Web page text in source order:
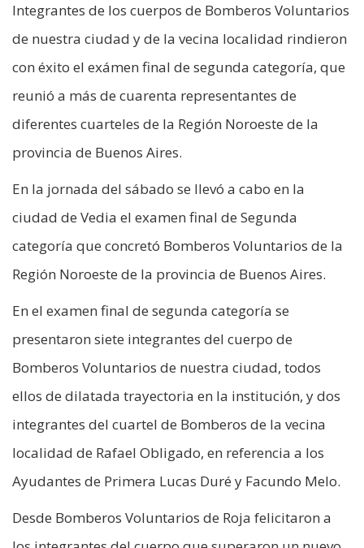
Integrantes de los cuerpos de Bomberos Voluntarios
de nuestra ciudad y de la vecina localidad rindieron
con éxito el exámen final de segunda categoría, que
reunió a más de cuarenta representantes de
diferentes cuarteles de la Región Noroeste de la
provincia de Buenos Aires.
En la jornada del sábado se llevó a cabo en la
ciudad de Vedia el examen final de Segunda
categoría que concretó Bomberos Voluntarios de la
Región Noroeste de la provincia de Buenos Aires.
En el examen final de segunda categoría se
presentaron siete integrantes del cuerpo de
Bomberos Voluntarios de nuestra ciudad, todos
ellos de dilatada trayectoria en la institución, y dos
integrantes del cuartel de Bomberos de la vecina
localidad de Rafael Obligado, en referencia a los
Ayudantes de Primera Lucas Duré y Facundo Melo.
Desde Bomberos Voluntarios de Roja felicitaron a